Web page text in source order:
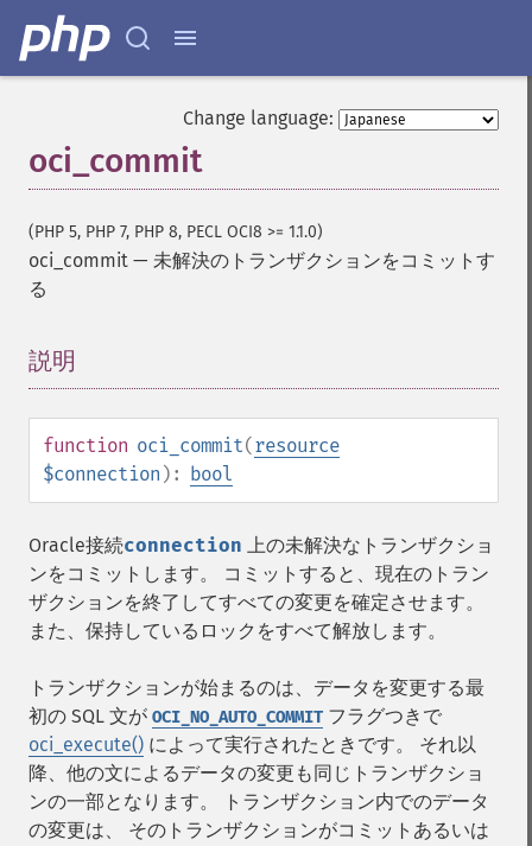
Change language:
oci_commit
(PHP 5, PHP 7, PHP 8, PECL OCI8 >= 1.1.0)
oci_commit — 未解決のトランザクションをコミットす
る
説明
function oci_commit(resource
$connection ): bool
Oracle接続connection 上の未解決なトランザクショ
ンをコミットします。 コミットすると、現在のトラン
ザクションを終了してすべての変更を確定させます。
また、保持しているロックをすべて解放します。
トランザクションが始まるのは、データを変更する最
初の SQL 文が OCI_NO_AUTO_COMMIT フラグつきで
oci_execute() によって実行されたときです。 それ以
降、他の文によるデータの変更も同じトランザクショ
ンの一部となります。 トランザクション内でのデータ
の変更は、 そのトランザクションがコミットあるいは